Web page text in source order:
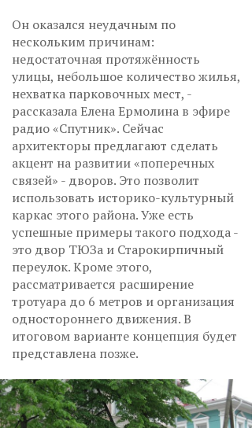
Он оказался неудачным по
нескольким причинам:
недостаточная протяжённость
улицы, небольшое количество жилья,
нехватка парковочных мест, -
рассказала Елена Ермолина в эфире
радио «Спутник». Сейчас
архитекторы предлагают сделать
акцент на развитии «поперечных
связей» - дворов. Это позволит
использовать историко-культурный
каркас этого района. Уже есть
успешные примеры такого подхода -
это двор ТЮЗа и Старокирпичный
переулок. Кроме этого,
рассматривается расширение
тротуара до 6 метров и организация
одностороннего движения. В
итоговом варианте концепция будет
представлена позже.